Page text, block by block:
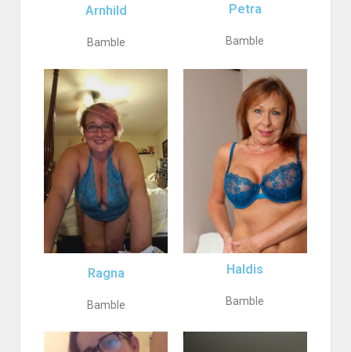
Arnhild
Bamble
Petra
Bamble
Ragna
Bamble
Haldis
Bamble